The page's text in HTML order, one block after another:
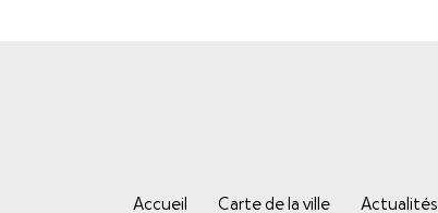
Accueil Carte de la ville Actualités